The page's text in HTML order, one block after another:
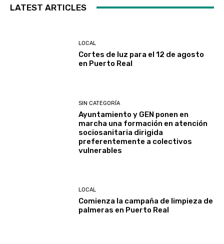
LATEST ARTICLES
LOCAL
Cortes de luz para el 12 de agosto
en Puerto Real
SIN CATEGORÍA
Ayuntamiento y GEN ponen en
marcha una formación en atención
sociosanitaria dirigida
preferentemente a colectivos
vulnerables
LOCAL
Comienza la campaña de limpieza de
palmeras en Puerto Real